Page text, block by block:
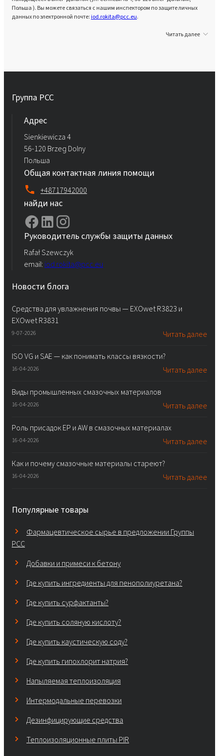
Польша ). Вы можете связаться с нашим инспектором по защите личных
данных по электронной почте:iod.rokita@pcc.eu.
Читать далее
Группа PCC
Aдрес
Sienkiewicza 4
56-120 Brzeg Dolny
Польша
Общая контактная линия помощи
+48717942000
найди нас
Руководитель службы защиты данных
Rafał Szewczyk
email: iod.rokita@pcc.eu
Новости блога
Средства для увлажнения почвы — EXOwet R3823 и
EXOwet R3831
9-07-2026 Читать далее
ISO VG и SAE — как понимать классы вязкости?
16-04-2026 Читать далее
Виды промышленных смазочных материалов
16-04-2026 Читать далее
Роль присадок EP и AW в смазочных материалах
16-04-2026 Читать далее
Как и почему смазочные материалы стареют?
16-04-2026 Читать далее
Популярные товары
Фармацевтическое сырье в предложении Группы
PCC
Добавки и примеси к бетону
Где купить ингредиенты для пенополиуретана?
Где купить сурфактанты?
Где купить соляную кислоту?
Где купить каустическую соду?
Где купить гипохлорит натрия?
Напыляемая теплоизоляция
Интермодальные перевозки
Дезинфицирующие средства
Теплоизоляционные плиты PIR